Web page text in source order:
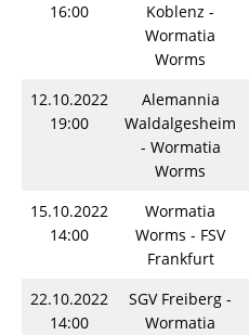
16:00
Koblenz -
Wormatia
Worms
12.10.2022
19:00
Alemannia
Waldalgesheim
- Wormatia
Worms
15.10.2022
14:00
Wormatia
Worms - FSV
Frankfurt
22.10.2022
14:00
SGV Freiberg -
Wormatia